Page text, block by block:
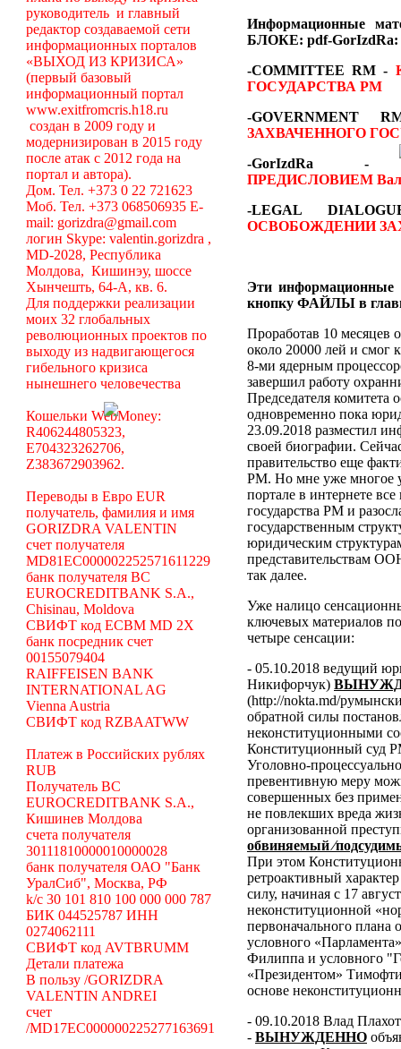
руководитель и главный
редактор создаваемой сети
информационных порталов
«ВЫХОД ИЗ КРИЗИСА»
(первый базовый
информационный портал
www.exitfromcris.h18.ru
создан в 2009 году и
модернизирован в 2015 году
после атак с 2012 года на
портал и автора).
Дом. Тел. +373 0 22 721623
Моб. Тел. +373 068506935 E-
mail: gorizdra@gmail.com
логин Skype: valentin.gorizdra ,
MD-2028, Республика
Молдова, Кишинэу, шоссе
Хынчешть, 64-А, кв. 6.
Для поддержки реализации
моих 32 глобальных
революционных проектов по
выходу из надвигающегося
гибельного кризиса
нынешнего человечества
Кошельки WebMoney:
R406244805323,
E704323262706,
Z383672903962.
Переводы в Евро EUR
получатель, фамилия и имя
GORIZDRA VALENTIN
счет получателя
MD81EC000002252571611229
банк получателя BC
EUROCREDITBANK S.A.,
Chisinau, Moldova
СВИФТ код ECBM MD 2X
банк посредник счет
00155079404
RAIFFEISEN BANK
INTERNATIONAL AG
Vienna Austria
СВИФТ код RZBAATWW
Платеж в Российских рублях
RUB
Получатель BC
EUROCREDITBANK S.A.,
Кишинев Молдова
счета получателя
30111810000010000028
банк получателя ОАО "Банк
УралСиб", Москва, РФ
k/c 30 101 810 100 000 000 787
БИК 044525787 ИНН
0274062111
СВИФТ код AVTBRUMM
Детали платежа
В пользу /GORIZDRA
VALENTIN ANDREI
счет
/MD17EC000000225277163691
Информационные
БЛОКЕ: pdf-GorIzdRa:
-COMMITTEE RM -
ГОСУДАРСТВА РМ
-
ЗАХВАЧЕННОГО
-
ПРЕДИСЛОВИЕМ
-LEGAL
ОСВОБОЖДЕНИИ
Эти информационные
кнопку ФАЙЛЫ в
Проработав 10 месяцев
около 20000 лей и смог
8-ми ядерным
завершил работу
Председателя комитета
одновременно пока
23.09.2018 разместил
своей биографии.
правительство еще
РМ. Но мне уже многое
портале в интернете
государства РМ и
государственным
юридическим
представительствам
так далее.
Уже налицо
ключевых материалов
четыре сенсации:
- 05.10.2018 ведущий
Никифорчук)
(http://nokta.md/
обратной силы
неконституционными
Конституционный суд
Уголовно-
превентивную меру
совершенных без
не повлекших вреда
организованной
обвиняемый
При этом
ретроактивный
силу, начиная с 17
неконституционной
первоначального плана
условного
Филиппа и условного
«Президентом»
основе
- 09.10.2018 Влад
- ВЫНУЖДЕННО